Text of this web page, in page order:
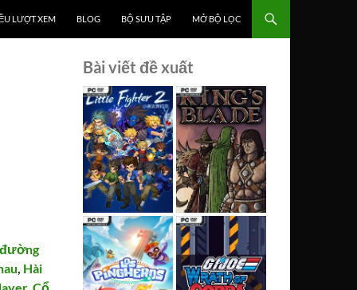
LƯỢT XEM BLOG BỘ SƯU TẬP MỞ BỘ LỌC
, Hài
Bài viết đề xuất